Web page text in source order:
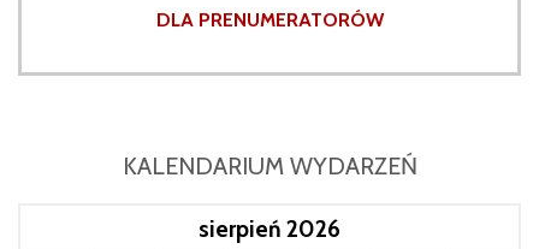
rekreacyjnych oraz
seansach kina plenerowego.
niedzielę,…
DLA PRENUMERATORÓW
KALENDARIUM WYDARZEŃ
sierpień 2026